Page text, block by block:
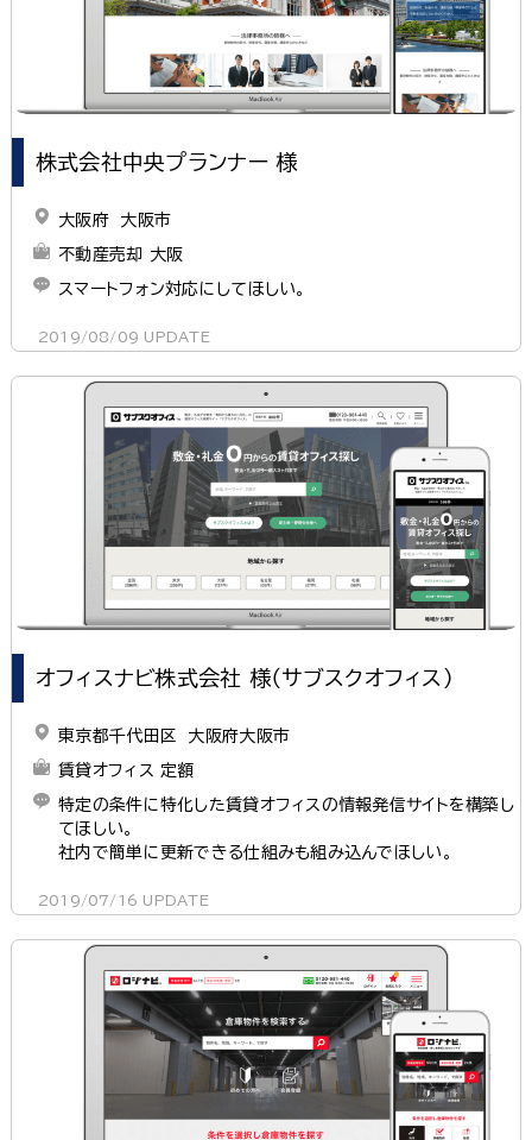
株式会社中央プランナー 様
大阪府 大阪市
不動産売却 大阪
スマートフォン対応にしてほしい。
2019/08/09 UPDATE
オフィスナビ株式会社 様（サブスクオフィス）
東京都千代田区 大阪府大阪市
賃貸オフィス 定額
特定の条件に特化した賃貸オフィスの情報発信サイトを構築し
てほしい。
社内で簡単に更新できる仕組みも組み込んでほしい。
2019/07/16 UPDATE